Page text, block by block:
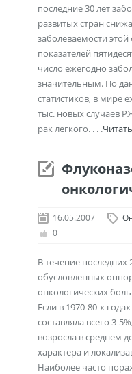
последние 30 лет
развитых стран
заболеваемости
показателей
число ежегодно
значительным. По
статистиков, в мире
тыс. новых случаев
рак легкого. . . .
16.05.2007
0
В течение последних
обусловленных
онкологических
Если в 1970-80-х
составляла всего 3-
возросла в среднем
характера и
Наиболее часто